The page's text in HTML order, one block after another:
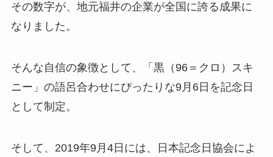
その数字が、地元福井の企業が全国に誇る成果に
なりました。
そんな自信の象徴として、「黒（96＝クロ）スキ
ニー」の語呂合わせにぴったりな9月6日を記念日
として制定。
そして、2019年9月4日には、日本記念日協会によ